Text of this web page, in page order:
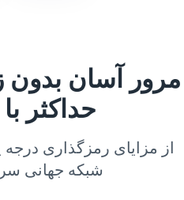
آسان
حداکثر با VeePN
از مزایای رمزگذاری درجه
شبکه جهانی